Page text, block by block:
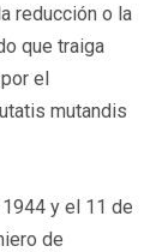
reducción o la
que traiga
el
mutandis
y el 11 de
de